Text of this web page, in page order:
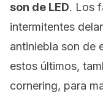
son de LED. Los
intermitentes
antiniebla son de
estos últimos,
cornering, para